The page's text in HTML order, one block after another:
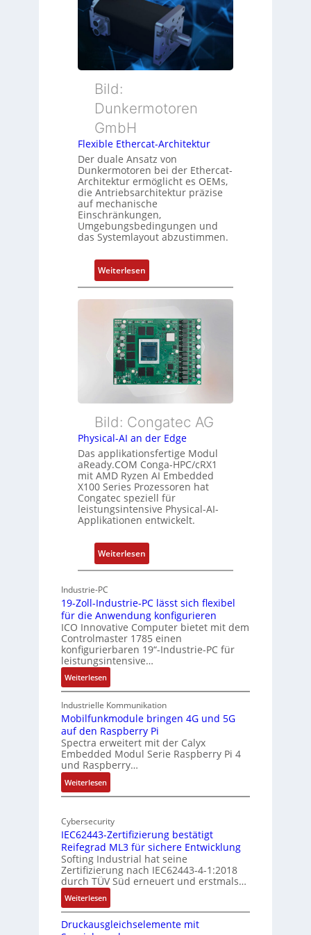
c
h
g
o
e
u
u
n
d
Z
u
s
t
d
b
e
r
w
a
u
n
g
t
e
y
s
o
r
g
t
f
ü
m
e
h
L
e
i
s
t
n
g
Bild:
Dunkermotoren
GmbH
Flexible Ethercat-Architektur
Der duale Ansatz von
Dunkermotoren bei der Ethercat-
Architektur ermöglicht es OEMs,
die Antriebsarchitektur präzise
auf mechanische
Einschränkungen,
Umgebungsbedingungen und
das Systemlayout abzustimmen.
Weiterlesen:
F
l
x
i
b
l
e
E
h
e
r
c
a
t
-
r
c
t
e
k
t
u
Bild: Congatec AG
Physical-AI an der Edge
Das applikationsfertige Modul
aReady.COM Conga-HPC/cRX1
mit AMD Ryzen AI Embedded
X100 Series Prozessoren hat
Congatec speziell für
leistungsintensive Physical-AI-
Applikationen entwickelt.
Weiterlesen:
P
s
i
c
a
I
a
n
d
E
g
e
Industrie-PC
19-Zoll-Industrie-PC lässt sich flexibel
für die Anwendung konfigurieren
ICO Innovative Computer bietet mit dem
Controlmaster 1785 einen
konfigurierbaren 19“-Industrie-PC für
leistungsintensive…
Weiterlesen:
1
9
-
Z
o
l
l
-
I
d
u
t
r
i
e
-
P
Industrielle Kommunikation
Mobilfunkmodule bringen 4G und 5G
auf den Raspberry Pi
Spectra erweitert mit der Calyx
Embedded Modul Serie Raspberry Pi 4
und Raspberry…
Weiterlesen:
M
b
i
f
u
n
k
m
o
Cybersecurity
IEC62443-Zertifizierung bestätigt
Reifegrad ML3 für sichere Entwicklung
Softing Industrial hat seine
Zertifizierung nach IEC62443-4-1:2018
durch TÜV Süd erneuert und erstmals…
Weiterlesen:
I
E
Druckausgleichselemente mit